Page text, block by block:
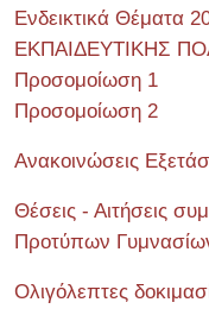
Ενδεικτικά Θέματα
ΕΚΠΑΙΔΕΥΤΙΚΗΣ
Προσομοίωση 1
Προσομοίωση 2
Ανακοινώσεις
Θέσεις - Αιτήσεις
Προτύπων
Ολιγόλεπτες